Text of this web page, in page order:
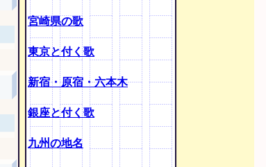
宮崎県の歌
東京と付く歌
新宿・原宿・六本木
銀座と付く歌
九州の地名